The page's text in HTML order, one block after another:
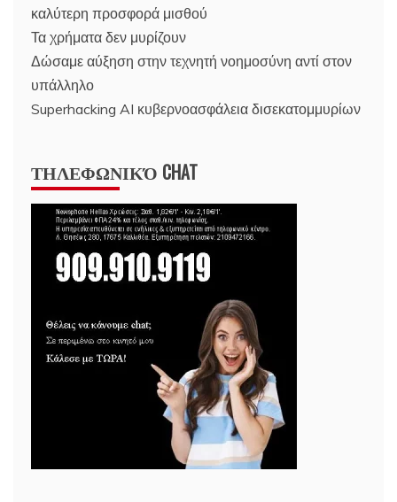
καλύτερη προσφορά μισθού
Τα χρήματα δεν μυρίζουν
Δώσαμε αύξηση στην τεχνητή νοημοσύνη αντί στον
υπάλληλο
Superhacking AI κυβερνοασφάλεια δισεκατομμυρίων
ΤΗΛΕΦΩΝΙΚΌ CHAT